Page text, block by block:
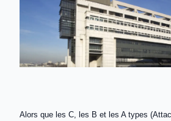
Linkedin
Facebook
Threads
Bluesky
email
Alors que les C, les B et les A types